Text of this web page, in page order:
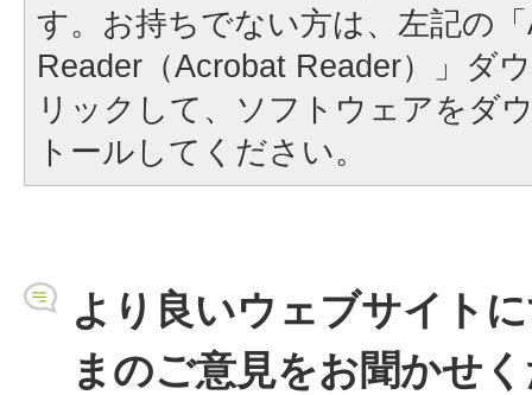
す。お持ちでない方は、左記の
Reader（Acrobat Reader）」ダ
リックして、ソフトウェアをダ
トールしてください。
より良いウェブサイト
まのご意見をお聞かせ